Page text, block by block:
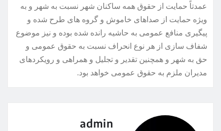
عمدتاً حمایت از حقوق همه ساکنان شهر نسبت به شهر و به
ویژه حمایت از صداهای خاموش و گروه های طرح شده و
پیگیری منافع عمومی به حاشیه رانده شده بوده و نیز موضوع
شفاف سازی از هر نوع انحراف نسبت به حقوق عمومی و
حق به شهر و همچنین تقدیر و تجلیل و همراهی و رویکردهای
مدیران ملزم به حقوق عمومی خواهد بود.
admin